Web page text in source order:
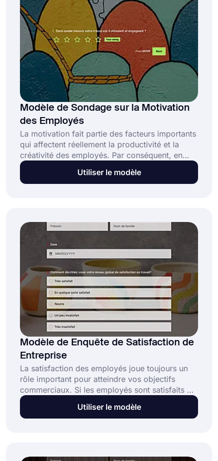
Modèle de Sondage sur la Motivation
des Employés
La motivation fait partie des facteurs importants
qui affectent réellement la productivité et la
créativité des employés. Par conséquent, en
plus de la satisfaction au travail, vous devez
savoir si les employés se sentent motivés et ont
et rendra votre travail plus facile et plus rapide!
Utiliser le modèle
Modèle de Enquête de Satisfaction de
Entreprise
La satisfaction des employés joue toujours un
rôle important pour atteindre vos objectifs
commerciaux. Si les employés sont satisfaits de
leur entreprise, ils peuvent travailler plus dur et
plus productif. Pour vous assurer de maintenir
problèmes. Lancez-vous dès aujourd'hui avec
Utiliser le modèle